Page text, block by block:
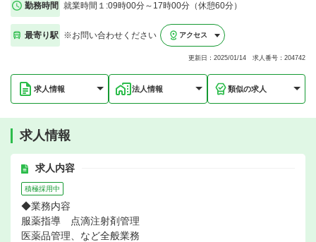
勤務時間 就業時間１:09時00分～17時00分（休憩60分）
最寄り駅 ※お問い合わせください アクセス
更新日：2025/01/14 求人番号：204742
求人情報 法人情報 類似の求人
求人情報
求人内容
積極採用中
◆業務内容
服薬指導 点滴注射剤管理
医薬品管理、など全般業務